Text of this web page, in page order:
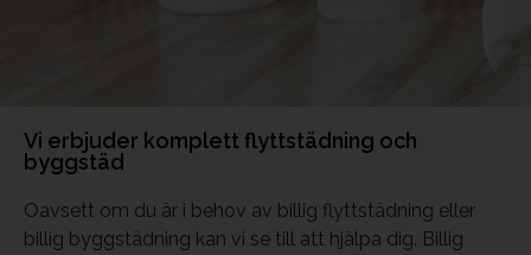
Vi erbjuder komplett flyttstädning och
byggstäd
Oavsett om du är i behov av billig flyttstädning eller
billig byggstädning kan vi se till att hjälpa dig. Billig